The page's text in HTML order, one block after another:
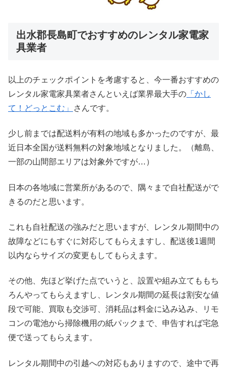
出水郡長島町でおすすめのレンタル家電家
具業者
以上のチェックポイントを考慮すると、今一番おすすめの
レンタル家電家具業者さんといえば業界最大手の 「かし
て！どっとこむ」
さんです。
少し前までは配送料が有料の地域も多かったのですが、最
近日本全国が送料無料の対象地域となりました。（離島、
一部の山間部エリアは対象外ですが…）
日本の各地域に営業所があるので、隅々まで自社配送がで
きるのだと思います。
これも自社配送の強みだと思いますが、レンタル期間中の
故障などにもすぐに対応してもらえますし、配送後1週間
以内ならサイズの変更もしてもらえます。
その他、先ほど挙げた点でいうと、設置や組み立てももち
ろんやってもらえますし、レンタル期間の延長は割安な値
段で可能、買取も交渉可、消耗品は料金に込み込み、リモ
コンの電池から掃除機用の紙パックまで、申告すれば宅急
便で送ってもらえます。
レンタル期間中の引越への対応もありますので、途中で再